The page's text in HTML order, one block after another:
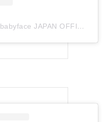
A post shared by babyface JAPAN OFFICIAL (@babyface_japan)